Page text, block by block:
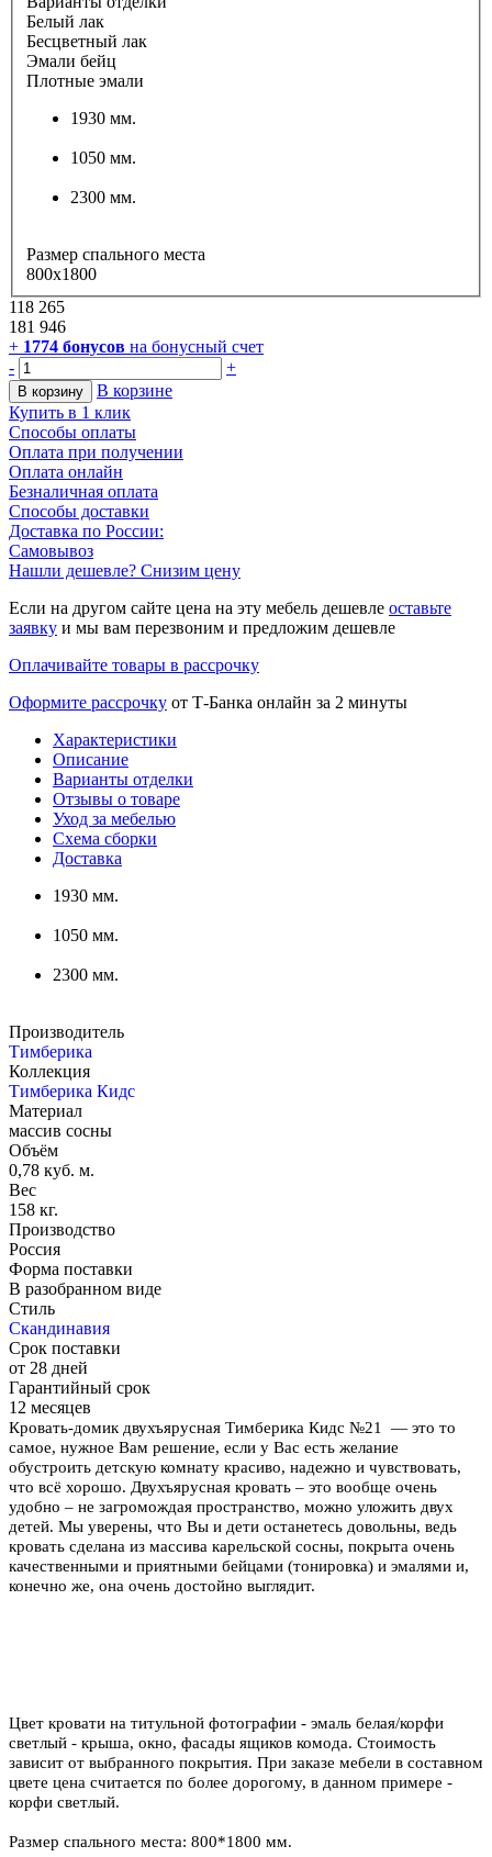
Белый лак
Бесцветный лак
Эмали бейц
Плотные эмали
1930 мм.
1050 мм.
2300 мм.
Размер спального места
800х1800
118 265
181 946
+ 1774 бонусов на бонусный счет
-
+
В корзину
В корзине
Купить в 1 клик
Способы оплаты
Оплата при получении
Оплата онлайн
Безналичная оплата
Способы доставки
Доставка по России:
Самовывоз
Нашли дешевле? Снизим цену
Если на другом сайте цена на эту мебель дешевле оставьте
заявку и мы вам перезвоним и предложим дешевле
Оплачивайте товары в рассрочку
Оформите рассрочку от Т-Банка онлайн за 2 минуты
Характеристики
Описание
Варианты отделки
Отзывы о товаре
Уход за мебелью
Схема сборки
Доставка
1930 мм.
1050 мм.
2300 мм.
Производитель
Тимберика
Коллекция
Тимберика Кидс
Материал
массив сосны
Объём
0,78 куб. м.
Вес
158 кг.
Производство
Россия
Форма поставки
В разобранном виде
Стиль
Скандинавия
Срок поставки
от 28 дней
Гарантийный срок
12 месяцев
Кровать-домик двухъярусная Тимберика Кидс №21 — это то
самое, нужное Вам решение, если у Вас есть желание
обустроить детскую комнату красиво, надежно и чувствовать,
что всё хорошо. Двухъярусная кровать – это вообще очень
удобно – не загромождая пространство, можно уложить двух
детей. Мы уверены, что Вы и дети останетесь довольны, ведь
кровать сделана из массива карельской сосны, покрыта очень
качественными и приятными бейцами (тонировка) и эмалями и,
конечно же, она очень достойно выглядит.
Цвет кровати на титульной фотографии - эмаль белая/корфи
светлый - крыша, окно, фасады ящиков комода. Стоимость
зависит от выбранного покрытия. При заказе мебели в составном
цвете цена считается по более дорогому, в данном примере -
корфи светлый.
Размер спального места: 800*1800 мм.